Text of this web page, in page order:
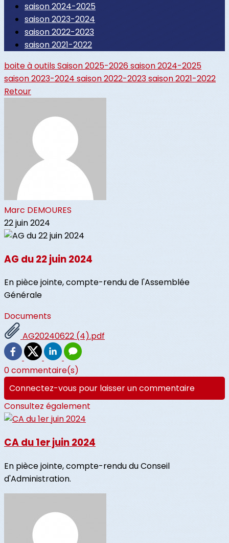
saison 2024-2025
saison 2023-2024
saison 2022-2023
saison 2021-2022
boite à outilsSaison 2025-2026saison 2024-2025
saison 2023-2024 saison 2022-2023saison 2021-2022
Retour
Marc DEMOURES
22 juin 2024
AG du 22 juin 2024
En pièce jointe, compte-rendu de l'Assemblée
Générale
Documents
AG20240622 (4).pdf
0 commentaire(s)
Connectez-vous pour laisser un commentaire
Consultez également
CA du 1er juin 2024
En pièce jointe, compte-rendu du Conseil
d'Administration.